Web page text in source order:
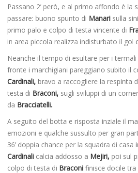
Passano 2’ però, e al primo affondo è la
passare: buono spunto di Manari sulla
primo palo e colpo di testa vincente di
in area piccola realizza indisturbato il gol
Neanche il tempo di esultare per i
fronte i marchigiani pareggiano subito il
Cardinali, bravo a raccogliere la respinta
testa di Braconi, sugli sviluppi di un
da Bracciatelli.
A seguito del botta e risposta inziale il
emozioni e qualche sussulto per gran
36’ doppia chance per la squadra di
Cardinali calcia addosso a Mejiri, poi sul
colpo di testa di Braconi finisce docile